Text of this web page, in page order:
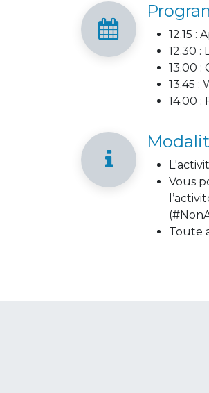
12.15 :
12.30 :
13.00 :
13.45 :
14.00 :
Vous
Toute